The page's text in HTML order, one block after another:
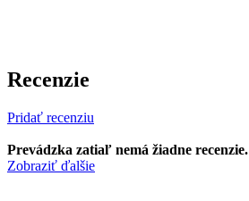
Recenzie
Pridať recenziu
Prevádzka zatiaľ nemá žiadne recenzie.
Zobraziť ďalšie